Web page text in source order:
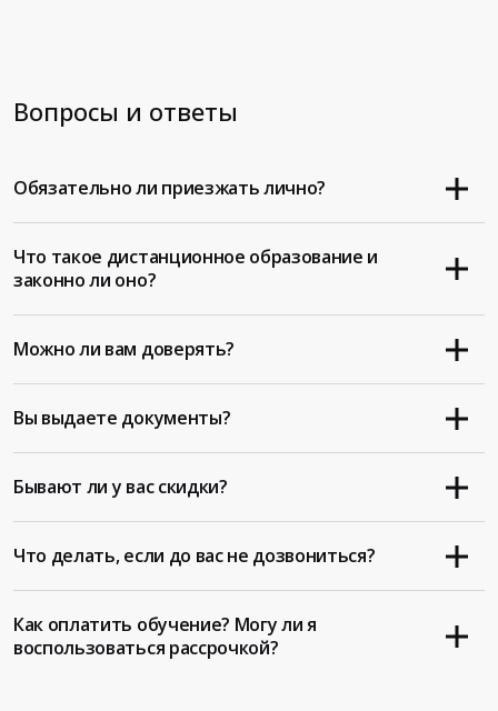
Вопросы и ответы
Обязательно ли приезжать лично?
Что такое дистанционное образование и
законно ли оно?
Можно ли вам доверять?
Вы выдаете документы?
Бывают ли у вас скидки?
Что делать, если до вас не дозвониться?
Как оплатить обучение? Могу ли я
воспользоваться рассрочкой?